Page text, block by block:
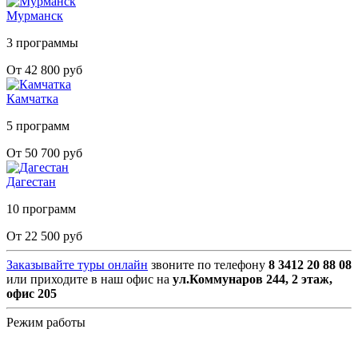
Мурманск
3 программы
От 42 800 руб
Камчатка
5 программ
От 50 700 руб
Дагестан
10 программ
От 22 500 руб
Заказывайте туры онлайн звоните по телефону 8 3412 20 88 08
или приходите в наш офис на ул.Коммунаров 244, 2 этаж,
офис 205
Режим работы